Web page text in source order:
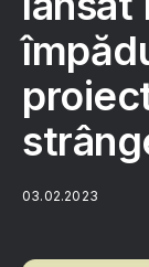
03.02.2023